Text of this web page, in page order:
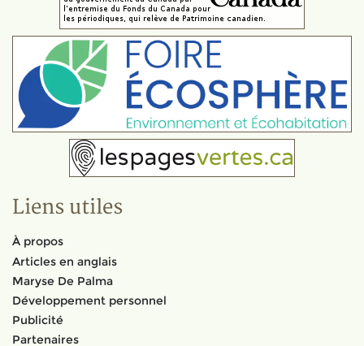
Liens utiles
À propos
Articles en anglais
Maryse De Palma
Développement personnel
Publicité
Partenaires